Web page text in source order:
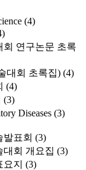
(4)
회 연구논문 초록
대회 초록집) (4)
(4)
(3)
Diseases (3)
표회 (3)
대회 개요집 (3)
지 (3)